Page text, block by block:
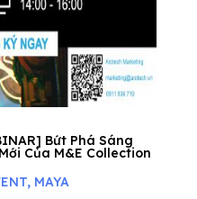
Bứt Phá Sáng
Của M&E Collection
, MAYA